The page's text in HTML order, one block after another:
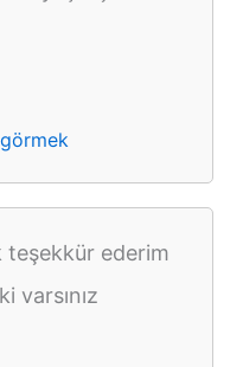
teşekkür ederim
varsınız